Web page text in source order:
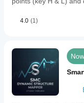
4.0 (1)